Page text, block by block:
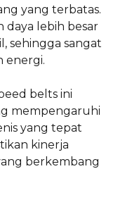
yang terbatas.
daya lebih besar
sehingga sangat
energi.
belts ini
mempengaruhi
yang tepat
kinerja
berkembang